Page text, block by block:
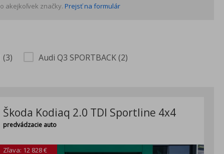
akejkoľvek značky. Prejsť na formulár
(3)
Audi Q3 SPORTBACK (2)
Škoda Kodiaq 2.0 TDI Sportline 4x4
predvádzacie auto
Zľava: 12 828 €